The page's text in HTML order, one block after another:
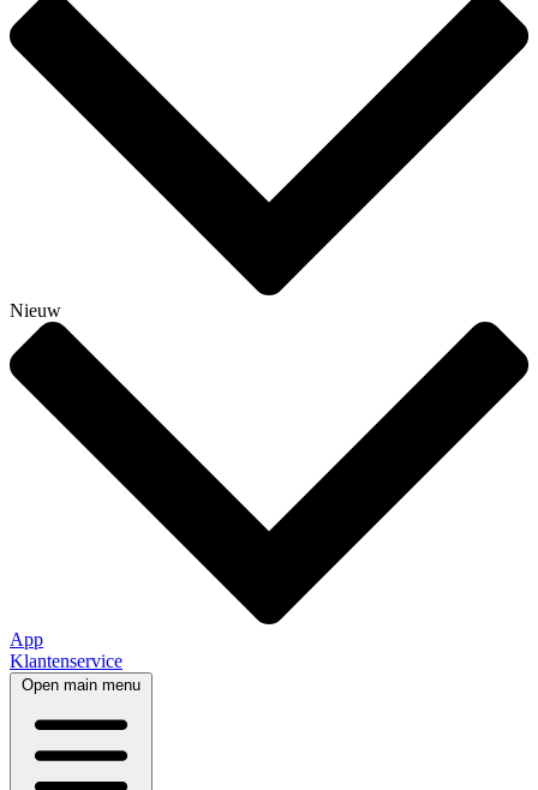
Nieuw
App
Klantenservice
Open main menu